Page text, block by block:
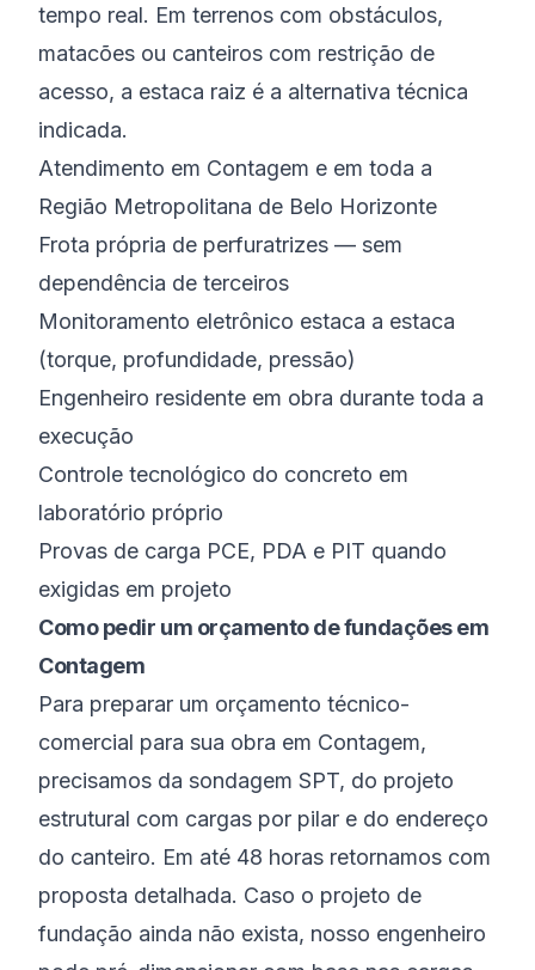
tempo real. Em terrenos com obstáculos,
matacões ou canteiros com restrição de
acesso, a estaca raiz é a alternativa técnica
indicada.
Atendimento em Contagem e em toda a
Região Metropolitana de Belo Horizonte
Frota própria de perfuratrizes — sem
dependência de terceiros
Monitoramento eletrônico estaca a estaca
(torque, profundidade, pressão)
Engenheiro residente em obra durante toda a
execução
Controle tecnológico do concreto em
laboratório próprio
Provas de carga PCE, PDA e PIT quando
exigidas em projeto
Como pedir um orçamento de fundações em
Contagem
Para preparar um orçamento técnico-
comercial para sua obra em Contagem,
precisamos da sondagem SPT, do projeto
estrutural com cargas por pilar e do endereço
do canteiro. Em até 48 horas retornamos com
proposta detalhada. Caso o projeto de
fundação ainda não exista, nosso engenheiro